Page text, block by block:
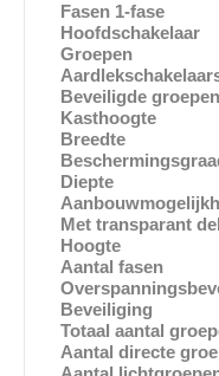
Fasen 1-fase
Hoofdschakelaar
Groepen
Beveiligde groepen
Kasthoogte
Breedte
Diepte
Met transparant
Hoogte
Aantal fasen
Beveiliging
Totaal aantal
Aantal directe